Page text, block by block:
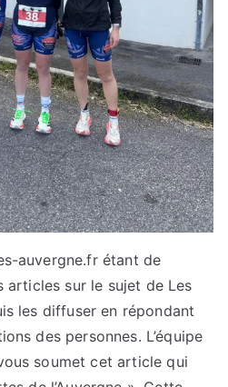
auvergne.fr étant de
sur le sujet de Les
les diffuser en répondant
des personnes. L’équipe
soumet cet article qui